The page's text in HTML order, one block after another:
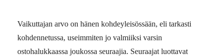
Vaikuttajan arvo on hänen kohdeyleisössään, eli tarkasti
kohdennetussa, useimmiten jo valmiiksi varsin
ostohalukkaassa joukossa seuraajia. Seuraajat luottavat